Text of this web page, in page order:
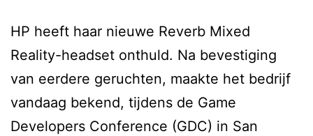
HP heeft haar nieuwe Reverb Mixed
Reality-headset onthuld. Na bevestiging
van eerdere geruchten, maakte het bedrijf
vandaag bekend, tijdens de Game
Developers Conference (GDC) in San